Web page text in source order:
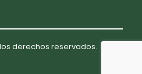
derechos reservados.